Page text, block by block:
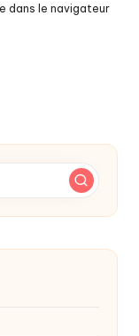
dans le navigateur